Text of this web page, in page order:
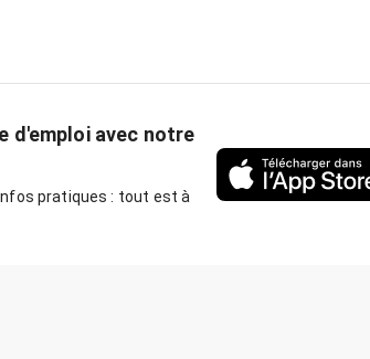
d'emploi avec notre
pratiques : tout est à